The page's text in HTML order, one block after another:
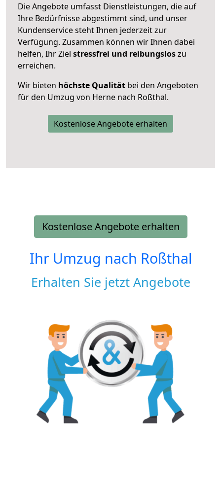
Die Angebote umfasst Dienstleistungen, die auf
Ihre Bedürfnisse abgestimmt sind, und unser
Kundenservice steht Ihnen jederzeit zur
Verfügung. Zusammen können wir Ihnen dabei
helfen, Ihr Ziel stressfrei und reibungsloszu
erreichen.
Wir bieten höchste Qualität bei den Angeboten
für den Umzug von Herne nach Roßthal.
Kostenlose Angebote erhalten
Kostenlose Angebote erhalten
Ihr Umzug nach Roßthal
Erhalten Sie jetzt Angebote